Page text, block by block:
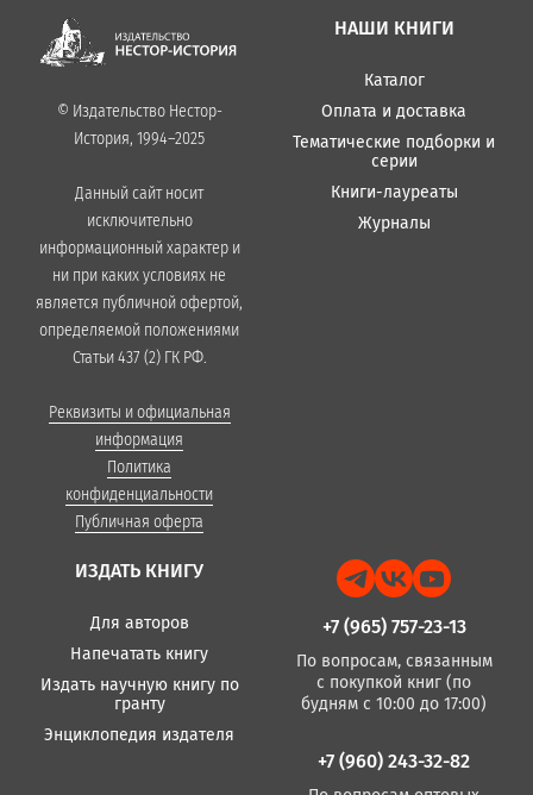
© Издательство Нестор-
История, 1994–2025
Данный сайт носит
исключительно
информационный характер и
ни при каких условиях не
является публичной офертой,
определяемой положениями
Статьи 437 (2) ГК РФ.
Реквизиты и официальная
информация
Политика
конфиденциальности
Публичная оферта
НАШИ КНИГИ
Каталог
Оплата и доставка
Тематические подборки и
серии
Книги-лауреаты
Журналы
ИЗДАТЬ КНИГУ
Для авторов
Напечатать книгу
Издать научную книгу по
гранту
Энциклопедия издателя
+7 (965) 757-23-13
По вопросам, связанным
с покупкой книг (по
будням с 10:00 до 17:00)
+7 (960) 243-32-82